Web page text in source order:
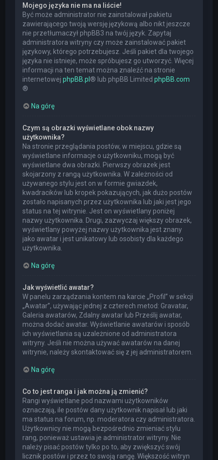
Mojego języka nie ma na liście!
Być może administrator nie zainstalował pakietu
zawierającego twoją wersję językową albo nikt jeszcze
nie przetłumaczył phpBB3 na twój język. Zapytaj
administratora witryny czy może zainstalować pakiet
językowy, którego potrzebujesz. Jeśli pakiet dla twojego
języka nie istnieje, może spróbujesz go utworzyć. Więcej
informacji na ten temat można znaleźć na stronie
internetowejphpBB.pl ® lub phpBB LimitedphpBB.com
®
Na górę
Czym są obrazki wyświetlane obok nazwy
użytkownika?
Na stronie przeglądania postów, w miejscu, gdzie są
wyświetlane informacje o użytkowniku, mogą być
wyświetlane dwa obrazki. Pierwszy obrazek jest
skojarzony z rangą użytkownika. W zależności od
używanego stylu jest on w formie gwiazdek,
kwadracików lub kropek pokazujących, jak dużo postów
zostało napisanych przez użytkownika lub jaki jest jego
status na tej witrynie. Jest on wyświetlany poniżej
nazwy użytkownika. Drugi, zazwyczaj większy obrazek,
wyświetlany powyżej nazwy użytkownika jest znany
jako awatar i jest unikatowy lub osobisty dla każdego
użytkownika.
Na górę
Jak wyświetlić awatar?
W panelu zarządzania kontem na karcie „Profil” w sekcji
„Awatar”, używając jednej z czterech metod: Gravatar,
Galeria awatarów, Zdalny awatar lub Prześlij awatar,
można dodać awatar. Wyświetlanie awatarów i sposób
ich wyświetlania są uzależnione od administratora
witryny. Jeśli nie można używać awatarów na danej
witrynie, należy skontaktować się z jej administratorem.
Na górę
Co to jest ranga i jak można ją zmienić?
Rangi wyświetlane pod nazwami użytkowników
oznaczają, ile postów dany użytkownik napisał lub jaki
ma status na forum, np. moderatora czy administratora.
Użytkownicy nie mogą bezpośrednio zmieniać stylu
rang, ponieważ ustawia je administrator witryny. Nie
należy pisać postów tylko po to, aby zwiększyć swój
licznik postów i przez to swoją rangę. Większość witryn